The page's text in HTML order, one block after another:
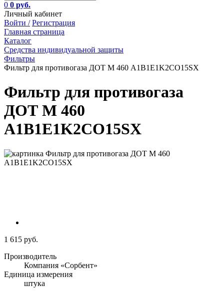
0 0 руб.
Личный кабинет
Войти / Регистрация
Главная страница
Каталог
Средства индивидуальной защиты
Фильтры
Фильтр для противогаза ДОТ М 460 A1B1E1K2CO15SX
Фильтр для противогаза
ДОТ М 460
A1B1E1K2CO15SX
1 615 руб.
Производитель
Компания «Сорбент»
Единица измерения
штука